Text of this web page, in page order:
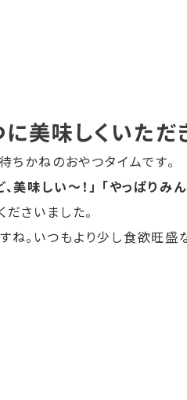
美味しくいただ
ちかねのおやつタイムです。
美味しい〜！」 「やっぱりみ
さいました。
ね。いつもより少し食欲旺盛